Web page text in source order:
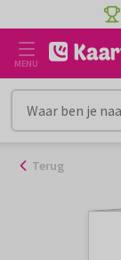
naar
inhoud
MENU
Terug